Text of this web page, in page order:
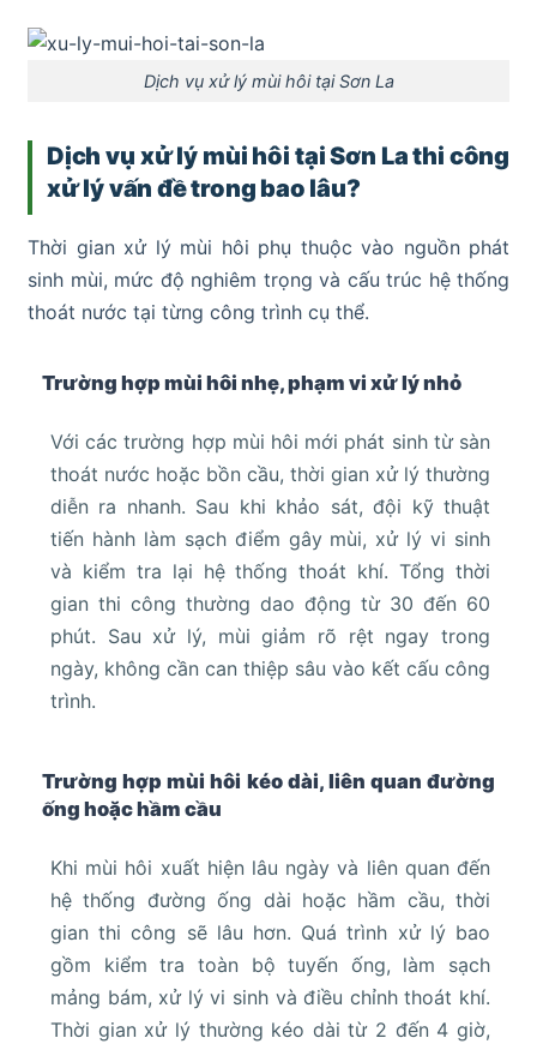
Dịch vụ xử lý mùi hôi tại Sơn La
Dịch vụ xử lý mùi hôi tại Sơn La thi công
xử lý vấn đề trong bao lâu?
Thời gian xử lý mùi hôi phụ thuộc vào nguồn phát
sinh mùi, mức độ nghiêm trọng và cấu trúc hệ thống
thoát nước tại từng công trình cụ thể.
Trường hợp mùi hôi nhẹ, phạm vi xử lý nhỏ
Với các trường hợp mùi hôi mới phát sinh từ sàn
thoát nước hoặc bồn cầu, thời gian xử lý thường
diễn ra nhanh. Sau khi khảo sát, đội kỹ thuật
tiến hành làm sạch điểm gây mùi, xử lý vi sinh
và kiểm tra lại hệ thống thoát khí. Tổng thời
gian thi công thường dao động từ 30 đến 60
phút. Sau xử lý, mùi giảm rõ rệt ngay trong
ngày, không cần can thiệp sâu vào kết cấu công
trình.
Trường hợp mùi hôi kéo dài, liên quan đường
ống hoặc hầm cầu
Khi mùi hôi xuất hiện lâu ngày và liên quan đến
hệ thống đường ống dài hoặc hầm cầu, thời
gian thi công sẽ lâu hơn. Quá trình xử lý bao
gồm kiểm tra toàn bộ tuyến ống, làm sạch
mảng bám, xử lý vi sinh và điều chỉnh thoát khí.
Thời gian xử lý thường kéo dài từ 2 đến 4 giờ,